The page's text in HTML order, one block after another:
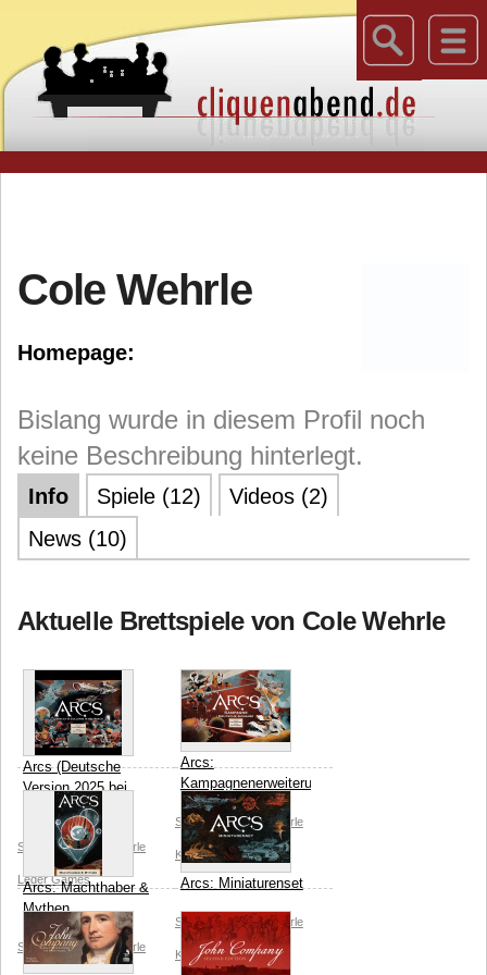
Cole Wehrle
Homepage:
Bislang wurde in diesem Profil noch
keine Beschreibung hinterlegt.
Info Spiele (12)
Videos (2)
News (10)
Aktuelle Brettspiele von Cole Wehrle
Arcs (Deutsche
Version 2025 bei
Spielworxx)
Spielworxx Cole Wehrle
Leder Games
Arcs:
Kampagnenerweiterung
Spielworxx Cole Wehrle
Kyle Ferrin
Arcs: Machthaber &
Mythen
Spielworxx Cole Wehrle
Arcs: Miniaturenset
Spielworxx Cole Wehrle
Kyle Ferrin